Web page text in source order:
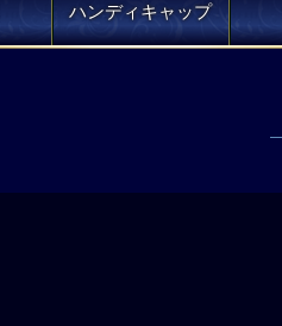
ハンディキャップ